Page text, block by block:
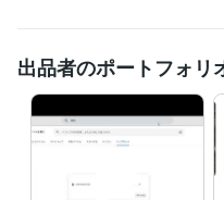
C:1年C#:2年C#.NET:2年
GitHub:1年
得意分野
IT相談・システム開発 スクレ
語学力
出品者のポートフォリ